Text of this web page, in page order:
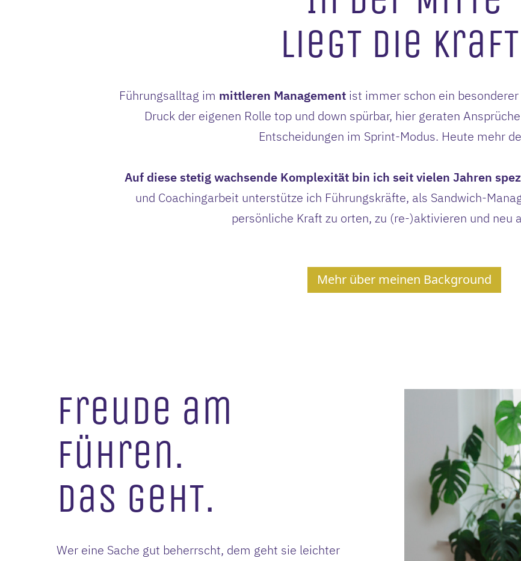
liegT die
Führungsalltag im mittleren Management ist immer schon ein
Druck der eigenen Rolle top und down spürbar, hier geraten
Entscheidungen im Sprint-Modus. Heute mehr
Auf diese stetig wachsende Komplexität bin ich seit vielen Jahren
und Coachingarbeit unterstütze ich Führungskräfte, als Sandwich-
persönliche Kraft zu orten, zu (re-)aktivieren und neu
Mehr über meinen Background
Freude am
Führen.
Das gehT.
Wer eine Sache gut beherrscht, dem geht sie leichter